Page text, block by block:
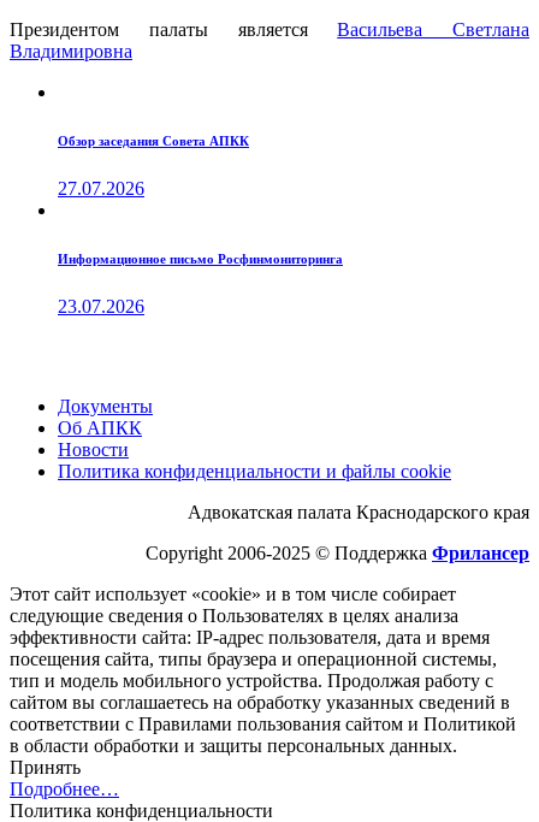
Президентом палаты являетсяВаcильева Светлана
Владимировна
Обзор заседания Совета АПКК
27.07.2026
Информационное письмо Росфинмониторинга
23.07.2026
Документы
Об АПКК
Новости
Политика конфиденциальности и файлы cookie
Адвокатская палата Краснодарского края
Copyright 2006-2025 © Поддержка Фрилансер
Этот cайт использует «cookie» и в том числе собирает
следующие сведения о Пользователях в целях анализа
эффективности cайта: IP-адрес пользователя, дата и время
посещения cайта, типы браузера и операционной системы,
тип и модель мобильного устройства. Продолжая работу с
cайтом вы соглашаетесь на обработку указанных сведений в
соответствии с Правилами пользования cайтом и Политикой
в области обработки и защиты персональных данных.
Принять
Подробнее…
Политика конфиденциальности